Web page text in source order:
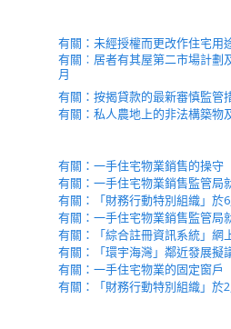
有關：未經授權而更改作住宅用
有關︰居者有其屋第二市場計劃
月
有關：按揭貸款的最新審慎監管
有關：私人農地上的非法構築物
有關：一手住宅物業銷售的操守
有關：一手住宅物業銷售監管局
有關：「財務行動特別組織」於
有關：一手住宅物業銷售監管局
有關：「綜合註冊資訊系統」網
有關：「環宇海灣」鄰近發展擬
有關：一手住宅物業的固定窗戶
有關：「財務行動特別組織」於